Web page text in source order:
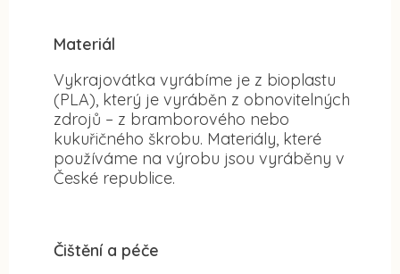
Materiál
Vykrajovátka vyrábíme je z bioplastu
(PLA), který je vyráběn z obnovitelných
zdrojů – z bramborového nebo
kukuřičného škrobu. Materiály, které
používáme na výrobu jsou vyráběny v
České republice.
Čištění a péče